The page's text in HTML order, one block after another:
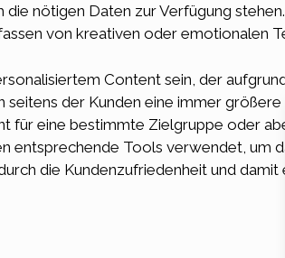
nötigen Daten zur Verfügung
von kreativen oder emotionalen
Content sein, der
der Kunden eine immer größere
für eine bestimmte Zielgruppe oder
entsprechende Tools verwendet, um
die Kundenzufriedenheit und